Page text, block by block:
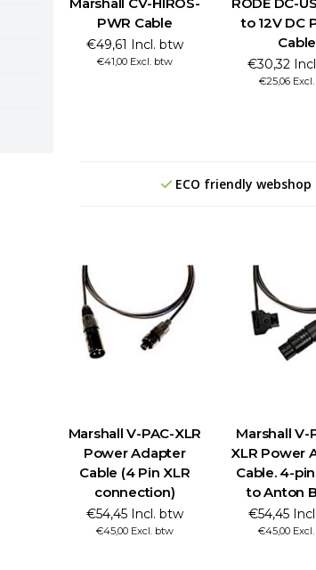
Marshall CV-HIROS-
PWR Cable
€49,61 Incl. btw
€41,00 Excl. btw
RODE DC-
to 12V DC
Cable
€30,32
€25,06
ECO friendly webshop
Marshall V-PAC-XLR
Power Adapter
Cable (4 Pin XLR
connection)
€54,45 Incl. btw
€45,00 Excl. btw
Marshall V-
XLR Power
Cable. 4-
to Anton
€54,45
€45,00